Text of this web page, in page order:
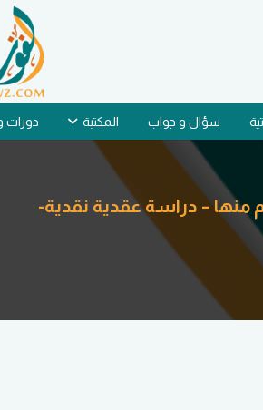
سؤال و جواب المكتبة دورات
منها – دراسة عقدية نقدية-